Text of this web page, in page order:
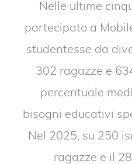
Nelle ultime
partecipato a
studentesse da
302 ragazze e
percentuale
bisogni educativi
Nel 2025, su 250
ragazze e il